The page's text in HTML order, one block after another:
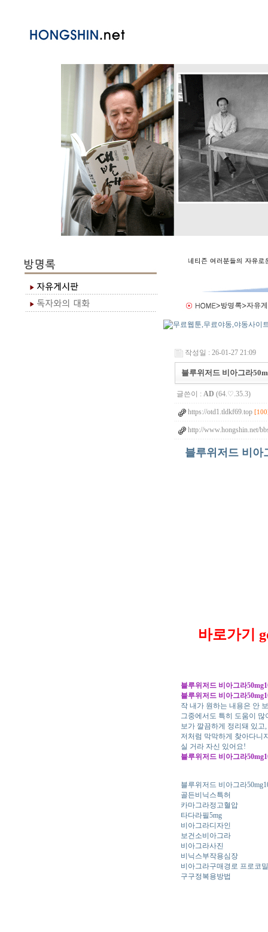
작성일 : 26-01-27 21:09
블루위저드 비아그라
글쓴이 : AD (64.♡.35.3)
https://otd1.tldkf69.top
http://www.hongshin.net/
블루위저드 비아
바로가기
블루위저드 비아그라
블루위저드 비아그라
작 내가 원하는 내용은 안
그중에서도 특히 도움이
보가 깔끔하게 정리돼 있
저처럼 막막하게 찾아다니
실 거라 자신 있어요!
블루위저드 비아그라
블루위저드 비아그라
골든비닉스특허
카마그라정고혈압
타다라필5mg
비아그라디자인
보건소비아그라
비아그라사진
비닉스부작용심장
비아그라구매경로 프로코
구구정복용방법